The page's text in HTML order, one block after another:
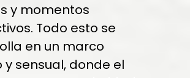
y momentos
Todo esto se
en un marco
y sensual, donde el